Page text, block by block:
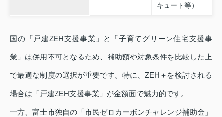
キュート等）
国の「戸建ZEH支援事業」と「子育てグリーン住宅支援事
業」は併用不可となるため、補助額や対象条件を比較した上
で最適な制度の選択が重要です。特に、ZEH＋を検討される
場合は「戸建ZEH支援事業」が金額面で魅力的です。
一方、富士市独自の「市民ゼロカーボンチャレンジ補助金」